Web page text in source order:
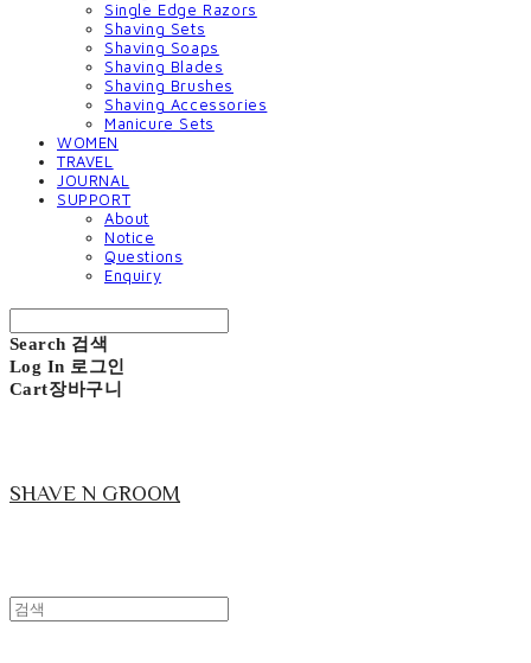
Single Edge Razors
Shaving Sets
Shaving Soaps
Shaving Blades
Shaving Brushes
Shaving Accessories
Manicure Sets
WOMEN
TRAVEL
JOURNAL
SUPPORT
About
Notice
Questions
Enquiry
Search 검색
Log In 로그인
Cart장바구니
SHAVE N GROOM